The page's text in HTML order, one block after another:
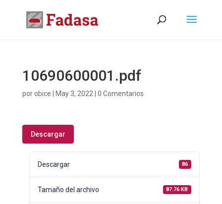
10690600001.pdf
porobice May 3, 2022 0 Comentarios
Descargar
Descargar 86
Tamaño del archivo 87.76 KB